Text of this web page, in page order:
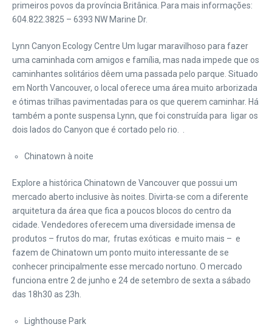
primeiros povos da província Britânica. Para mais informações:
604.822.3825 – 6393 NW Marine Dr.
Lynn Canyon Ecology Centre Um lugar maravilhoso para fazer
uma caminhada com amigos e família, mas nada impede que os
caminhantes solitários dêem uma passada pelo parque. Situado
em North Vancouver, o local oferece uma área muito arborizada
e ótimas trilhas pavimentadas para os que querem caminhar. Há
também a ponte suspensa Lynn, que foi construída para ligar os
dois lados do Canyon que é cortado pelo rio. .
Chinatown à noite
Explore a histórica Chinatown de Vancouver que possui um
mercado aberto inclusive às noites. Divirta-se com a diferente
arquitetura da área que fica a poucos blocos do centro da
cidade. Vendedores oferecem uma diversidade imensa de
produtos – frutos do mar, frutas exóticas e muito mais – e
fazem de Chinatown um ponto muito interessante de se
conhecer principalmente esse mercado nortuno. O mercado
funciona entre 2 de junho e 24 de setembro de sexta a sábado
das 18h30 as 23h.
Lighthouse Park